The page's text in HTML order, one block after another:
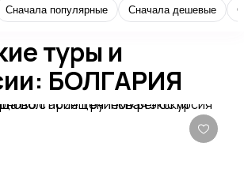
Сначала популярные Сначала дешевые
туры и
БОЛГАРИЯ